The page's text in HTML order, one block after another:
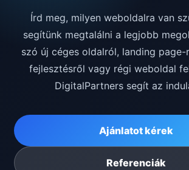
Írd meg, milyen weboldalra van
segítünk megtalálni a legjobb
szó új céges oldalról, landing page-
fejlesztésről vagy régi weboldal
DigitalPartners segít az
Ajánlatot kérek
Referenciák